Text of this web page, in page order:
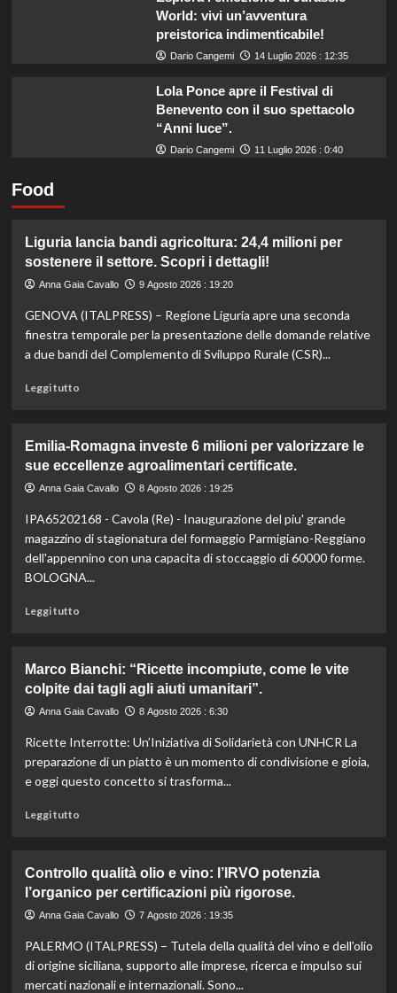
World: vivi un’avventura
preistorica indimenticabile!
Dario Cangemi 14 Luglio 2026 : 12:35
Lola Ponce apre il Festival di
Benevento con il suo spettacolo
“Anni luce”.
Dario Cangemi 11 Luglio 2026 : 0:40
Food
Liguria lancia bandi agricoltura: 24,4 milioni per
sostenere il settore. Scopri i dettagli!
Anna Gaia Cavallo 9 Agosto 2026 : 19:20
GENOVA (ITALPRESS) – Regione Liguria apre una seconda
finestra temporale per la presentazione delle domande relative
a due bandi del Complemento di Sviluppo Rurale (CSR)...
Leggi tuttoLeggi
Liguria
lancia
bandi
24,4
milioni
per
il
Emilia-Romagna investe 6 milioni per valorizzare le
sue eccellenze agroalimentari certificate.
Anna Gaia Cavallo 8 Agosto 2026 : 19:25
IPA65202168 - Cavola (Re) - Inaugurazione del piu' grande
magazzino di stagionatura del formaggio Parmigiano-Reggiano
dell'appennino con una capacita di stoccaggio di 60000 forme.
BOLOGNA...
Leggi tuttoLeggi
Emilia-
Romagna
investe
milioni
per
valorizzare
Marco Bianchi: “Ricette incompiute, come le vite
colpite dai tagli agli aiuti umanitari”.
Anna Gaia Cavallo 8 Agosto 2026 : 6:30
Ricette Interrotte: Un’Iniziativa di Solidarietà con UNHCR La
preparazione di un piatto è un momento di condivisione e gioia,
e oggi questo concetto si trasforma...
Leggi tuttoLeggi
Marco
Bianchi:
“Ricette
come
le
vite
Controllo qualità olio e vino: l’IRVO potenzia
l’organico per certificazioni più rigorose.
Anna Gaia Cavallo 7 Agosto 2026 : 19:35
PALERMO (ITALPRESS) – Tutela della qualità del vino e dell’olio
di origine siciliana, supporto alle imprese, ricerca e impulso sui
mercati nazionali e internazionali. Sono...